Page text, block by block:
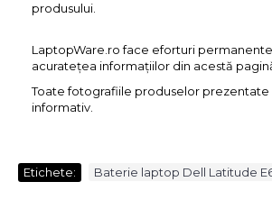
produsului.
LaptopWare.ro face eforturi
acurateţea informaţiilor din acestă
Toate fotografiile produselor prezentate
informativ.
Etichete: Baterie laptop Dell Latitude